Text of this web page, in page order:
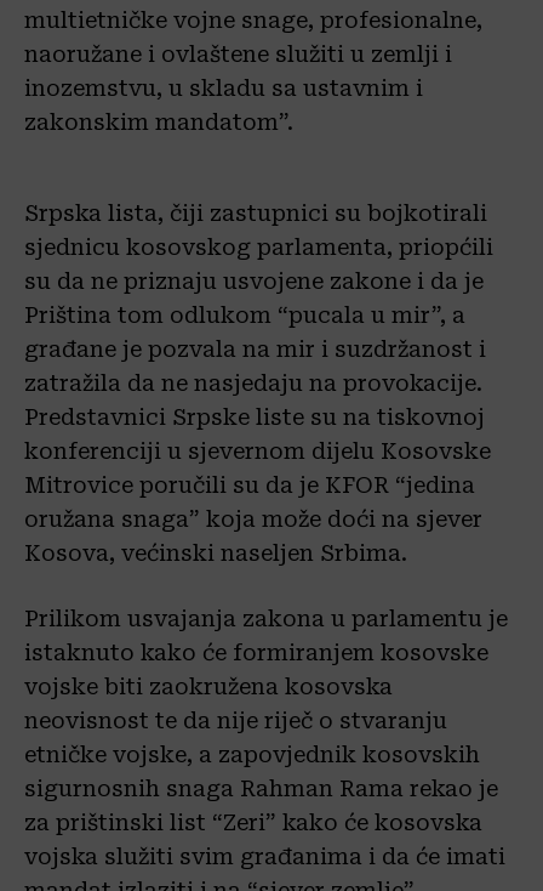
multietničke vojne snage, profesionalne,
naoružane i ovlaštene služiti u zemlji i
inozemstvu, u skladu sa ustavnim i
zakonskim mandatom”.
Srpska lista, čiji zastupnici su bojkotirali
sjednicu kosovskog parlamenta, priopćili
su da ne priznaju usvojene zakone i da je
Priština tom odlukom “pucala u mir”, a
građane je pozvala na mir i suzdržanost i
zatražila da ne nasjedaju na provokacije.
Predstavnici Srpske liste su na tiskovnoj
konferenciji u sjevernom dijelu Kosovske
Mitrovice poručili su da je KFOR “jedina
oružana snaga” koja može doći na sjever
Kosova, većinski naseljen Srbima.
Prilikom usvajanja zakona u parlamentu je
istaknuto kako će formiranjem kosovske
vojske biti zaokružena kosovska
neovisnost te da nije riječ o stvaranju
etničke vojske, a zapovjednik kosovskih
sigurnosnih snaga Rahman Rama rekao je
za prištinski list “Zeri” kako će kosovska
vojska služiti svim građanima i da će imati